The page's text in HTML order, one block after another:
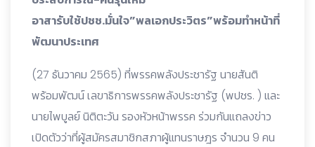
อาสารับใช้ปชช.มั่นใจ”พลเอกประวิตร”พร้อมทำหน้าที่
พัฒนาประเทศ
(27 ธันวาคม 2565) ที่พรรคพลังประชารัฐ นายสันติ
พร้อมพัฒน์ เลขาธิการพรรคพลังประชารัฐ (พปชร. ) และ
นายไพบูลย์ นิติตะวัน รองหัวหน้าพรรค ร่วมกันแถลงข่าว
เปิดตัวว่าที่ผู้สมัครสมาชิกสภาผู้แทนราษฎร จำนวน 9 คน